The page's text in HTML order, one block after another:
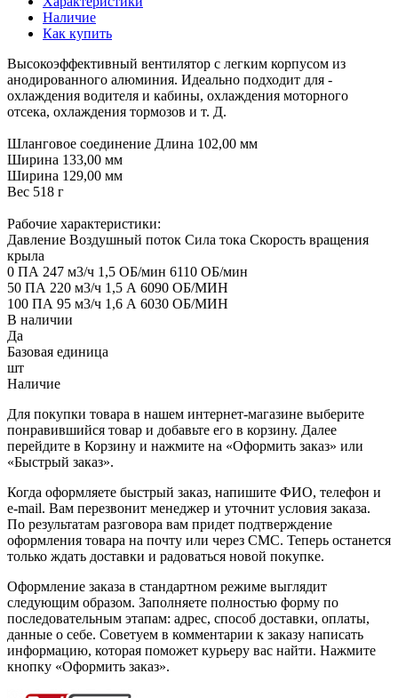
Наличие
Как купить
Высокоэффективный вентилятор с легким корпусом из
анодированного алюминия. Идеально подходит для -
охлаждения водителя и кабины, охлаждения моторного
отсека, охлаждения тормозов и т. Д.
Шланговое соединение Длина 102,00 мм
Ширина 133,00 мм
Ширина 129,00 мм
Вес 518 г
Рабочие характеристики:
Давление Воздушный поток Сила тока Скорость вращения
крыла
0 ПА 247 м3/ч 1,5 ОБ/мин 6110 ОБ/мин
50 ПА 220 м3/ч 1,5 А 6090 ОБ/МИН
100 ПА 95 м3/ч 1,6 А 6030 ОБ/МИН
В наличии
Да
Базовая единица
шт
Наличие
Для покупки товара в нашем интернет-магазине выберите
понравившийся товар и добавьте его в корзину. Далее
перейдите в Корзину и нажмите на «Оформить заказ» или
«Быстрый заказ».
Когда оформляете быстрый заказ, напишите ФИО, телефон и
e-mail. Вам перезвонит менеджер и уточнит условия заказа.
По результатам разговора вам придет подтверждение
оформления товара на почту или через СМС. Теперь останется
только ждать доставки и радоваться новой покупке.
Оформление заказа в стандартном режиме выглядит
следующим образом. Заполняете полностью форму по
последовательным этапам: адрес, способ доставки, оплаты,
данные о себе. Советуем в комментарии к заказу написать
информацию, которая поможет курьеру вас найти. Нажмите
кнопку «Оформить заказ».